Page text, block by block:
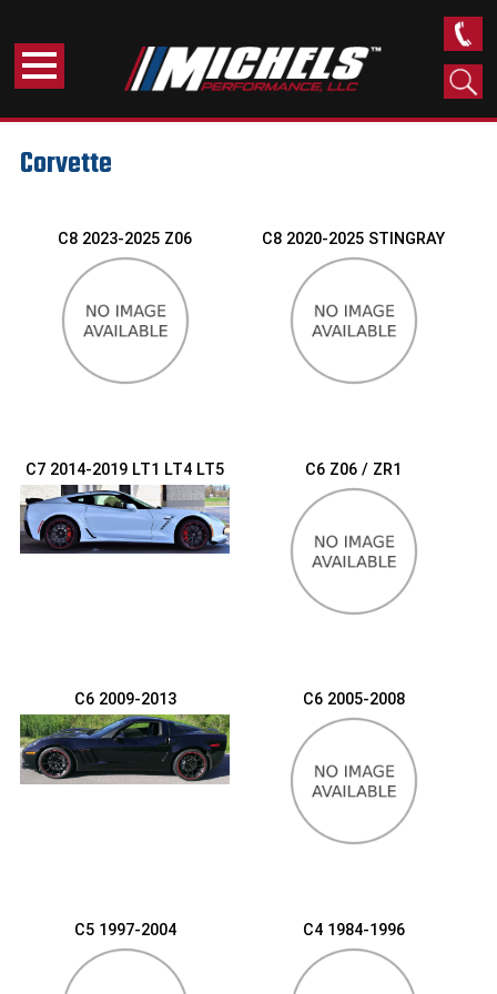
Corvette
C8 2023-2025 Z06 C8 2020-2025 STINGRAY
C7 2014-2019 LT1 LT4 LT5 C6 Z06 / ZR1
C6 2009-2013 C6 2005-2008
C5 1997-2004 C4 1984-1996